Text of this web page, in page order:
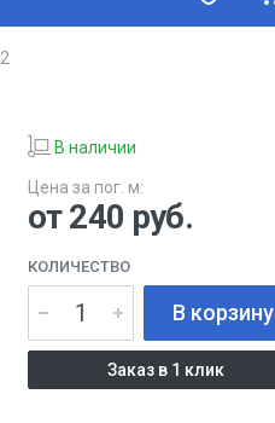
В наличии
Цена за пог. м:
от 240 руб.
КОЛИЧЕСТВО
В корзину
Заказ в 1 клик